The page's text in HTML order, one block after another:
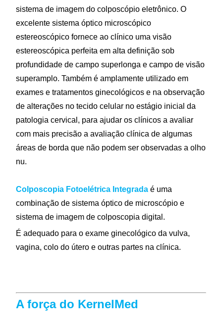
sistema de imagem do colposcópio eletrônico. O
excelente sistema óptico microscópico
estereoscópico fornece ao clínico uma visão
estereoscópica perfeita em alta definição sob
profundidade de campo superlonga e campo de visão
superamplo. Também é amplamente utilizado em
exames e tratamentos ginecológicos e na observação
de alterações no tecido celular no estágio inicial da
patologia cervical, para ajudar os clínicos a avaliar
com mais precisão a avaliação clínica de algumas
áreas de borda que não podem ser observadas a olho
nu.
Colposcopia Fotoelétrica Integrada é uma
combinação de sistema óptico de microscópio e
sistema de imagem de colposcopia digital.
É adequado para o exame ginecológico da vulva,
vagina, colo do útero e outras partes na clínica.
A força do KernelMed